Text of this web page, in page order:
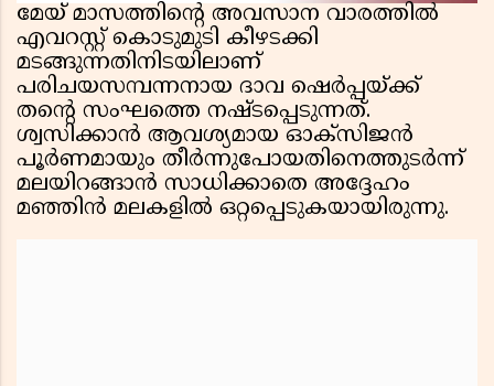
മേയ് മാസത്തിന്റെ അവസാന വാരത്തിൽ
എവറസ്റ്റ് കൊടുമുടി കീഴടക്കി
മടങ്ങുന്നതിനിടയിലാണ്
പരിചയസമ്പന്നനായ ദാവ ഷെർപ്പയ്ക്ക്
തന്റെ സംഘത്തെ നഷ്ടപ്പെടുന്നത്.
ശ്വസിക്കാൻ ആവശ്യമായ ഓക്സിജൻ
പൂർണമായും തീർന്നുപോയതിനെത്തുടർന്ന്
മലയിറങ്ങാൻ സാധിക്കാതെ അദ്ദേഹം
മഞ്ഞിൻ മലകളിൽ ഒറ്റപ്പെടുകയായിരുന്നു.